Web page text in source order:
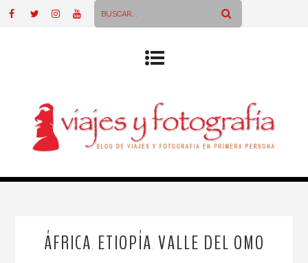
ÁFRICA ETIOPÍA VALLE DEL OMO